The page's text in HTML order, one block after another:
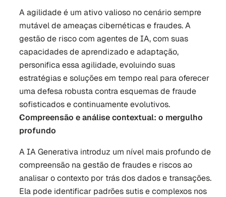
A agilidade é um ativo valioso no cenário sempre
mutável de ameaças cibernéticas e fraudes. A
gestão de risco com agentes de IA, com suas
capacidades de aprendizado e adaptação,
personifica essa agilidade, evoluindo suas
estratégias e soluções em tempo real para oferecer
uma defesa robusta contra esquemas de fraude
sofisticados e continuamente evolutivos.
Compreensão e análise contextual: o mergulho
profundo
A IA Generativa introduz um nível mais profundo de
compreensão na gestão de fraudes e riscos ao
analisar o contexto por trás dos dados e transações.
Ela pode identificar padrões sutis e complexos nos